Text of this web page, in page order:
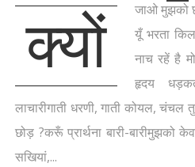
क्यों
जाओ मुझको
यूँ भरता
नाच रहें है
हृदय
लाचारीगाती धरणी, गाती कोयल, चंचल
छोड़ ?करूँ प्रार्थना बारी-बारीमुझको
सखियां,...